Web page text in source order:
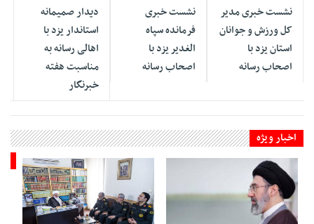
نشست خبری مدیر
کل ورزش و جوانان
استان یزد با
اصحاب رسانه
نشست خبری
فرمانده سپاه
الغدیر یزد با
اصحاب رسانه
دیدار صمیمانه
استاندار یزد با
اهالی رسانه به
مناسبت هفته
خبرنگار
اخبار ویژه